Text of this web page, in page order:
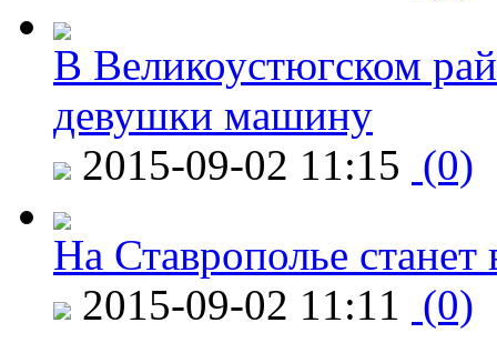
В Великоустюгском
девушки машину
2015-09-02 11:15 (0)
На Ставрополье
2015-09-02 11:11 (0)